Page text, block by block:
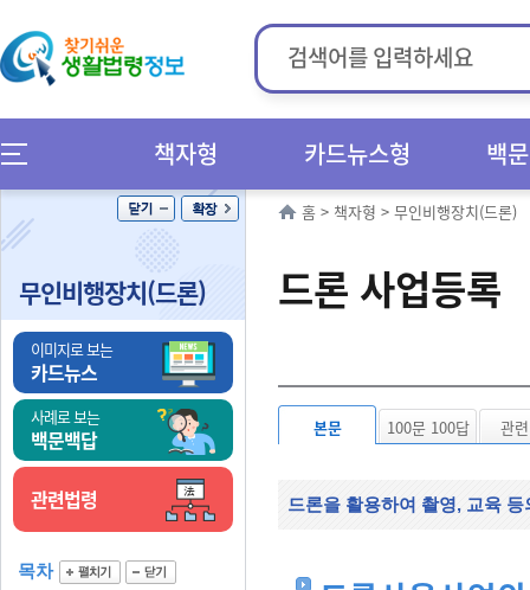
책자형 카드뉴스형 백
무인비행장치(드론)
이미지로 보는
카드뉴스
사례로 보는
백문백답
관련법령
목차
홈 > 책자형 > 무인비행장치(드론)
드론 사업등록
본문 100문 100답 관
드론을 활용하여 촬영, 교육